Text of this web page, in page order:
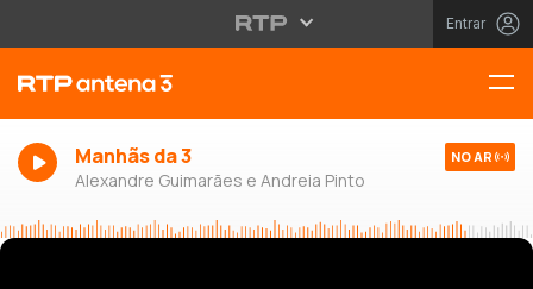
Entrar
Manhãs da 3
Alexandre Guimarães e Andreia Pinto
NO AR